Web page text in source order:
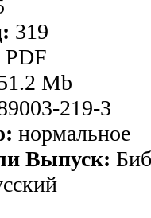
319
PDF
Mb
219-3
нормальное
Выпуск: